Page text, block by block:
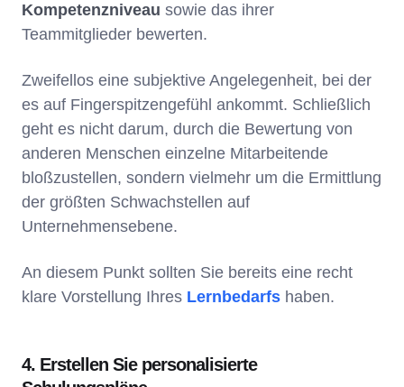
Kompetenzniveau sowie das ihrer
Teammitglieder bewerten.
Zweifellos eine subjektive Angelegenheit, bei der
es auf Fingerspitzengefühl ankommt. Schließlich
geht es nicht darum, durch die Bewertung von
anderen Menschen einzelne Mitarbeitende
bloßzustellen, sondern vielmehr um die Ermittlung
der größten Schwachstellen auf
Unternehmensebene.
An diesem Punkt sollten Sie bereits eine recht
klare Vorstellung Ihres Lernbedarfs haben.
4. Erstellen Sie personalisierte